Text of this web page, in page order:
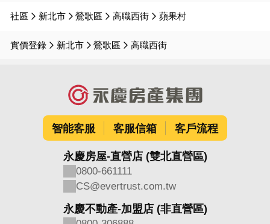
社區 新北市 鶯歌區 高職西街 蘋果村
實價登錄 新北市 鶯歌區 高職西街
智能客服 客服信箱 客戶流程
永慶房屋-直營店 (雙北直營區)
0800-661111
CS@evertrust.com.tw
永慶不動產-加盟店 (非直營區)